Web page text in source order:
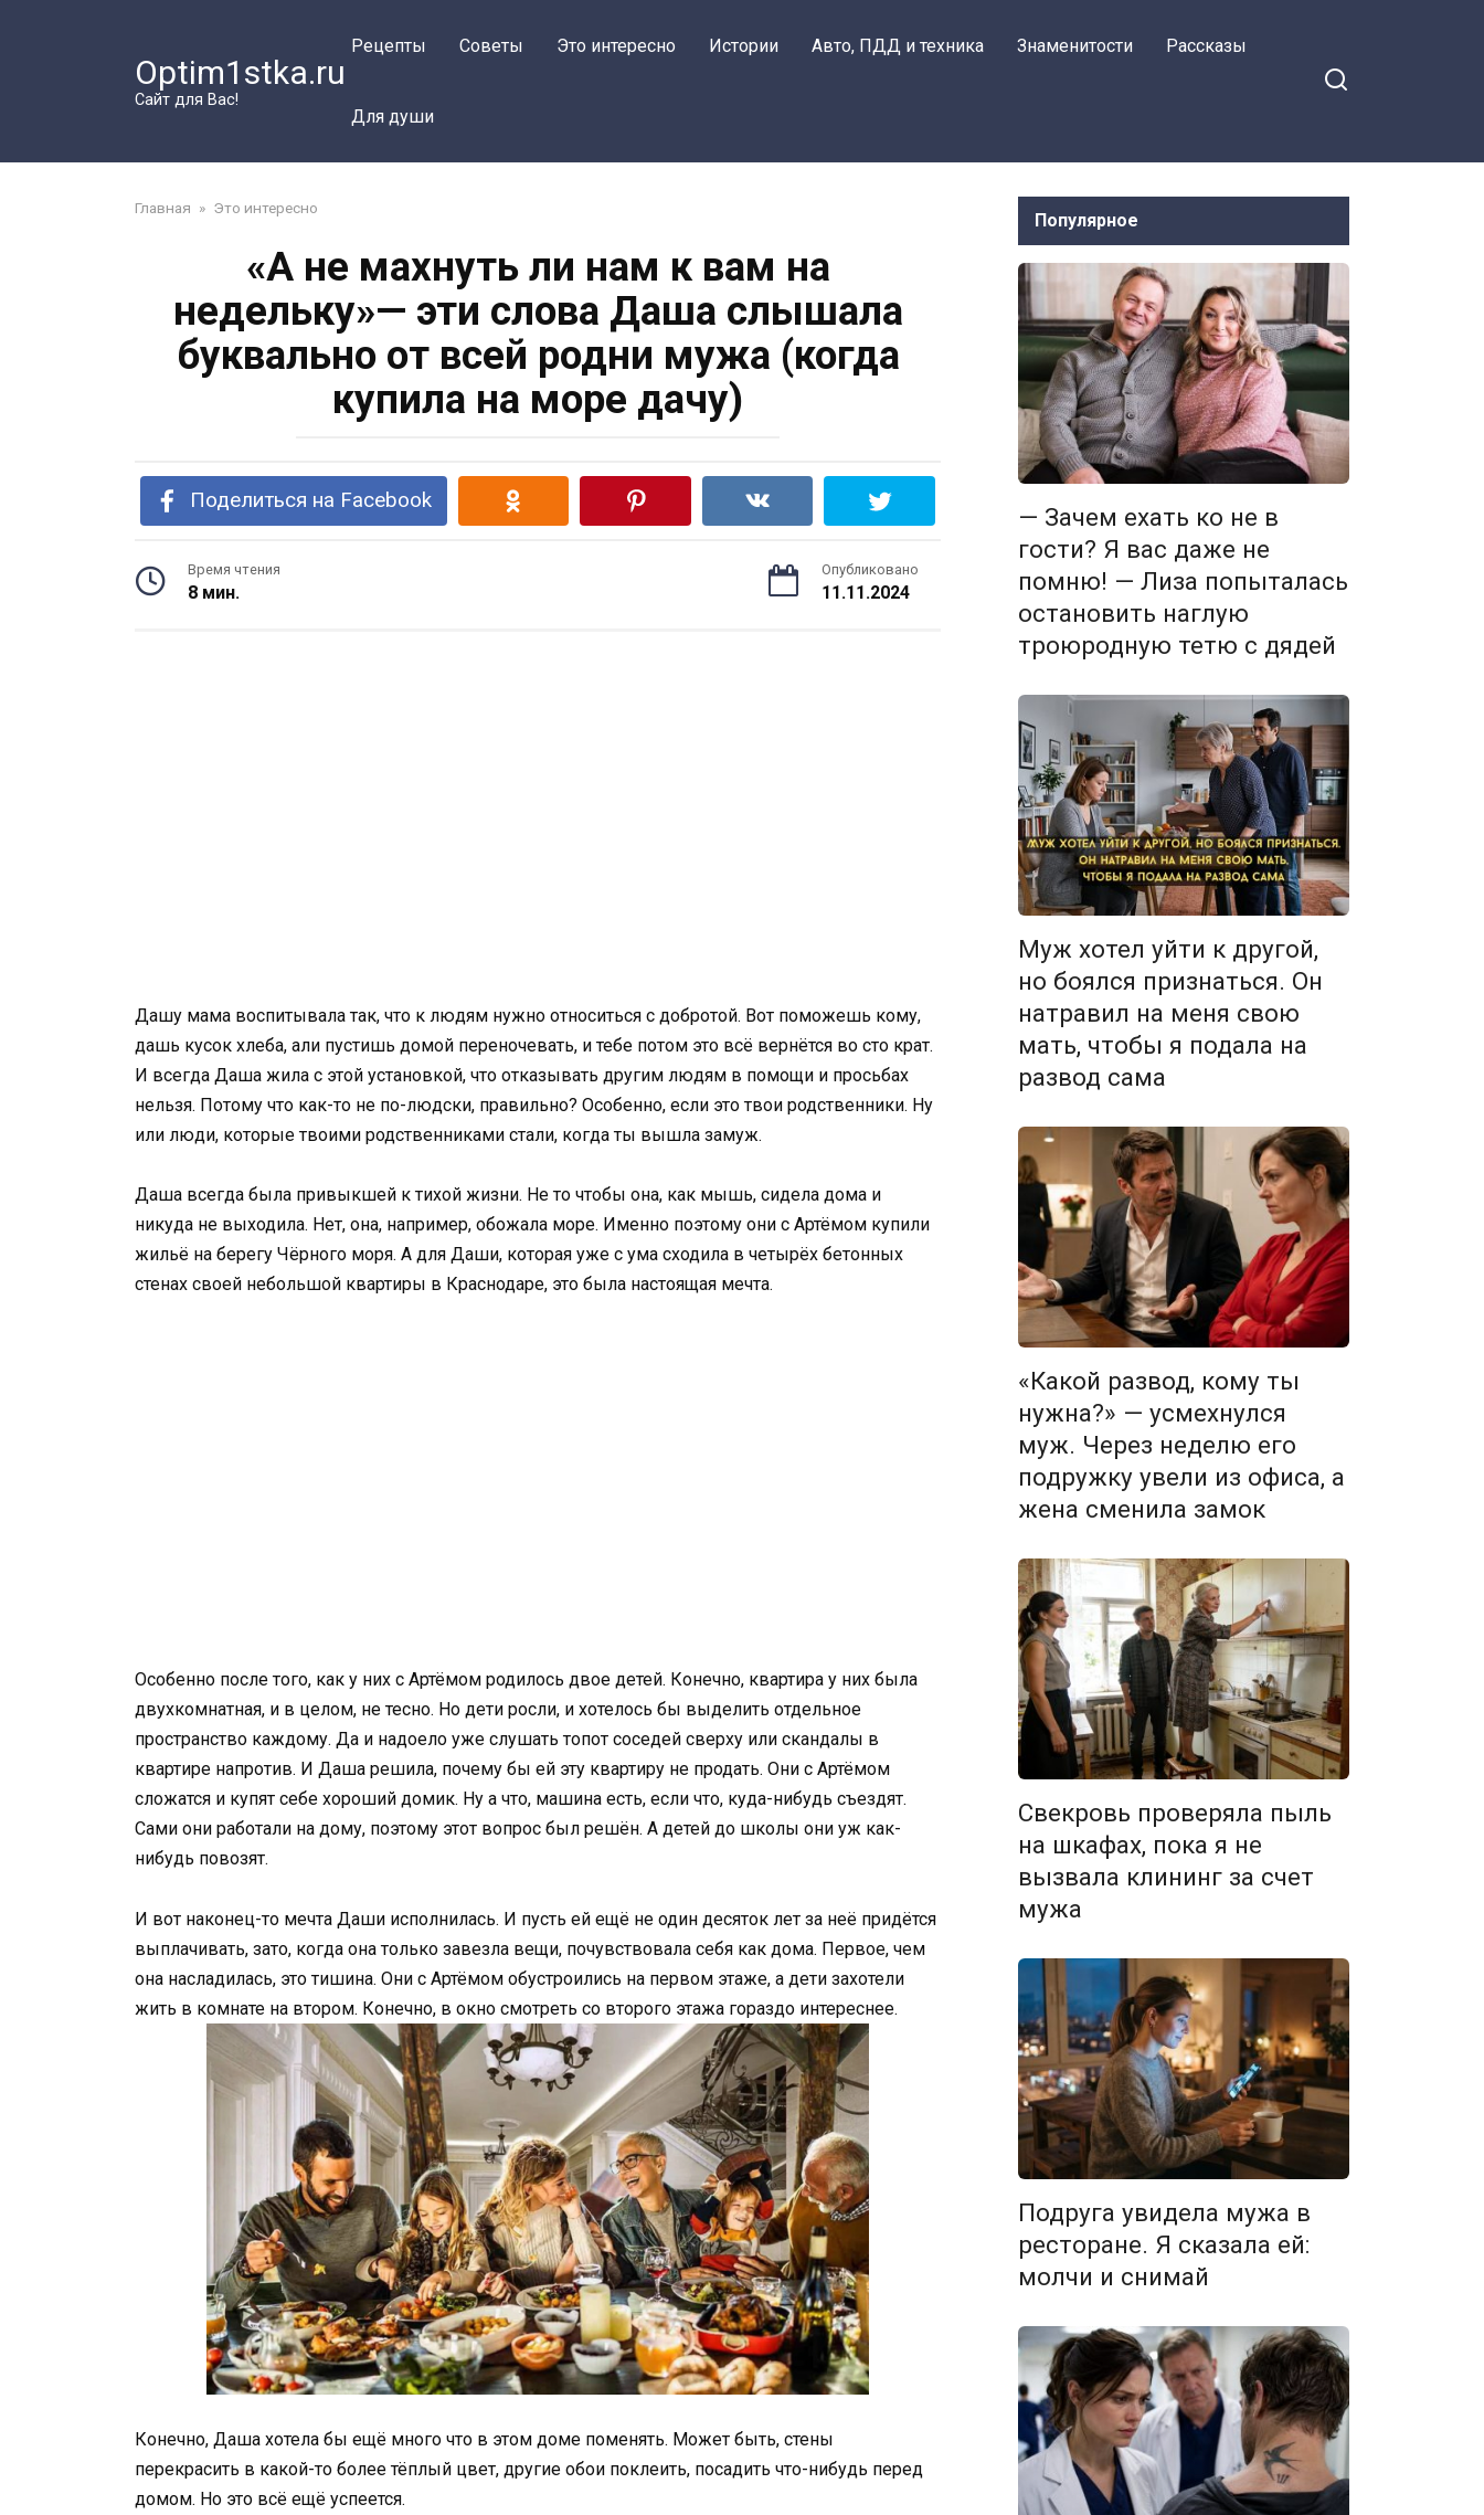
Optim1stka.ru
Сайт для Вас!
Рецепты Советы Это интересно Истории Авто, ПДД и техника Знаменитости Рассказы
Для души
Главная » Это интересно
«А не махнуть ли нам к вам на
недельку»— эти слова Даша слышала
буквально от всей родни мужа (когда
купила на море дачу)
Поделиться на Facebook
Время чтения
8 мин.
Опубликовано
11.11.2024
Дашу мама воспитывала так, что к людям нужно относиться с добротой. Вот поможешь кому,
дашь кусок хлеба, али пустишь домой переночевать, и тебе потом это всё вернётся во сто крат.
И всегда Даша жила с этой установкой, что отказывать другим людям в помощи и просьбах
нельзя. Потому что как-то не по-людски, правильно? Особенно, если это твои родственники. Ну
или люди, которые твоими родственниками стали, когда ты вышла замуж.
Даша всегда была привыкшей к тихой жизни. Не то чтобы она, как мышь, сидела дома и
никуда не выходила. Нет, она, например, обожала море. Именно поэтому они с Артёмом купили
жильё на берегу Чёрного моря. А для Даши, которая уже с ума сходила в четырёх бетонных
стенах своей небольшой квартиры в Краснодаре, это была настоящая мечта.
Особенно после того, как у них с Артёмом родилось двое детей. Конечно, квартира у них была
двухкомнатная, и в целом, не тесно. Но дети росли, и хотелось бы выделить отдельное
пространство каждому. Да и надоело уже слушать топот соседей сверху или скандалы в
квартире напротив. И Даша решила, почему бы ей эту квартиру не продать. Они с Артёмом
сложатся и купят себе хороший домик. Ну а что, машина есть, если что, куда-нибудь съездят.
Сами они работали на дому, поэтому этот вопрос был решён. А детей до школы они уж как-
нибудь повозят.
И вот наконец-то мечта Даши исполнилась. И пусть ей ещё не один десяток лет за неё придётся
выплачивать, зато, когда она только завезла вещи, почувствовала себя как дома. Первое, чем
она насладилась, это тишина. Они с Артёмом обустроились на первом этаже, а дети захотели
жить в комнате на втором. Конечно, в окно смотреть со второго этажа гораздо интереснее.
Конечно, Даша хотела бы ещё много что в этом доме поменять. Может быть, стены
перекрасить в какой-то более тёплый цвет, другие обои поклеить, посадить что-нибудь перед
домом. Но это всё ещё успеется.
Популярное
— Зачем ехать ко не в
гости? Я вас даже не
помню! — Лиза попыталась
остановить наглую
троюродную тетю с дядей
Муж хотел уйти к другой,
но боялся признаться. Он
натравил на меня свою
мать, чтобы я подала на
развод сама
«Какой развод, кому ты
нужна?» — усмехнулся
муж. Через неделю его
подружку увели из офиса, а
жена сменила замок
Свекровь проверяла пыль
на шкафах, пока я не
вызвала клининг за счет
мужа
Подруга увидела мужа в
ресторане. Я сказала ей:
молчи и снимай